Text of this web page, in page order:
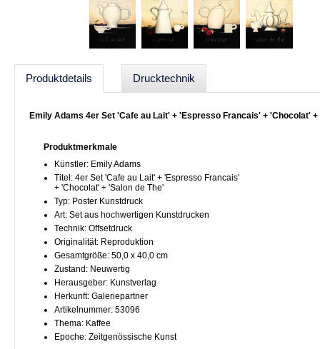
Produktdetails Drucktechnik
Emily Adams 4er Set 'Cafe au Lait' + 'Espresso Francais' + 'Chocolat'
Produktmerkmale
Künstler: Emily Adams
Titel: 4er Set 'Cafe au Lait' + 'Espresso Francais'
+ 'Chocolat' + 'Salon de The'
Typ: Poster Kunstdruck
Art: Set aus hochwertigen Kunstdrucken
Technik: Offsetdruck
Originalität: Reproduktion
Gesamtgröße: 50,0 x 40,0 cm
Zustand: Neuwertig
Herausgeber: Kunstverlag
Herkunft: Galeriepartner
Artikelnummer: 53096
Thema: Kaffee
Epoche: Zeitgenössische Kunst